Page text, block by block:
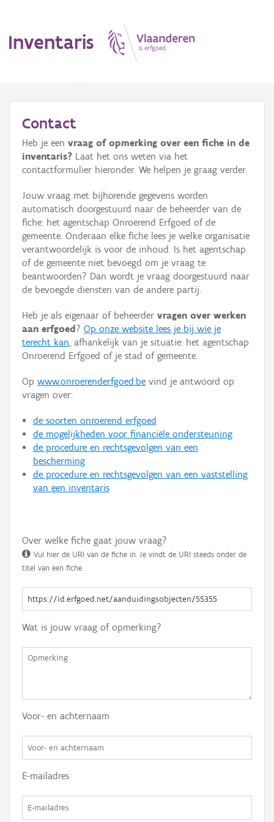
Inventaris
Erfgoedobject
Aanduidingsobject
Waarneming
Thema
Gebeurtenis
Persoon of collectief
Hergebruik
Aanmelden
Contact
Heb je een vraag of opmerking over een fiche in de
inventaris? Laat het ons weten via het
contactformulier hieronder. We helpen je graag verder.
Jouw vraag met bijhorende gegevens worden
automatisch doorgestuurd naar de beheerder van de
fiche: het agentschap Onroerend Erfgoed of de
gemeente. Onderaan elke fiche lees je welke organisatie
verantwoordelijk is voor de inhoud. Is het agentschap
of de gemeente niet bevoegd om je vraag te
beantwoorden? Dan wordt je vraag doorgestuurd naar
de bevoegde diensten van de andere partij.
Heb je als eigenaar of beheerder vragen over werken
aan erfgoed ? Op onze website lees je bij wie je
terecht kan, afhankelijk van je situatie: het agentschap
Onroerend Erfgoed of je stad of gemeente.
Op www.onroerenderfgoed.be vind je antwoord op
vragen over:
de soorten onroerend erfgoed
de mogelijkheden voor financiële ondersteuning
de procedure en rechtsgevolgen van een
bescherming
de procedure en rechtsgevolgen van een vaststelling
van een inventaris
Over welke fiche gaat jouw vraag?
Vul hier de URI van de fiche in. Je vindt de URI steeds onder de
titel van een fiche.
Wat is jouw vraag of opmerking?
Voor- en achternaam
E-mailadres